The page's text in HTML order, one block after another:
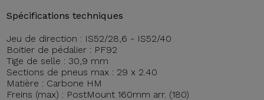
Spécifications techniques
Jeu de direction : IS52/28,6 - IS52/40
Boitier de pédalier : PF92
Tige de selle : 30,9 mm
Sections de pneus max : 29 x 2.40
Matière : Carbone HM
Freins (max) : PostMount 160mm arr. (180)